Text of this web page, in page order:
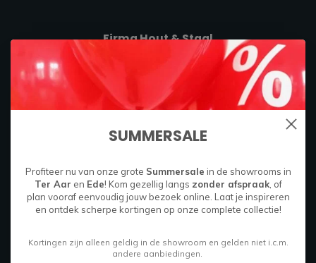
Firma Hout & Staal
Maakt je thuis!
Boylestraat 26C
Ede, Nederland
085 049 9714
info@firmahoutenstaal.nl
SUMMERSALE
Profiteer nu van onze grote Summersale in de showrooms in
Ter Aar en Ede! Kom gezellig langs zonder afspraak, of
plan vooraf eenvoudig jouw bezoek online. Laat je inspireren
en ontdek scherpe kortingen op onze complete collectie!
Kortingen zijn alleen geldig in de showroom en gelden niet i.c.m.
andere aanbiedingen.